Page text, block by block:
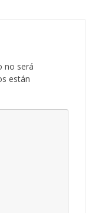
no será
están